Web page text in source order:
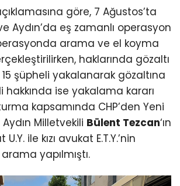
göre, 7 Ağustos’ta
Aydın’da eş zamanlı operasyon
arama ve el koyma
haklarında gözaltı
şüpheli yakalanarak gözaltına
hakkında ise yakalama kararı
kapsamında CHP’den Yeni
Milletvekili Bülent Tezcan‘ın
ile kızı avukat E.T.Y.’nin
yapılmıştı.